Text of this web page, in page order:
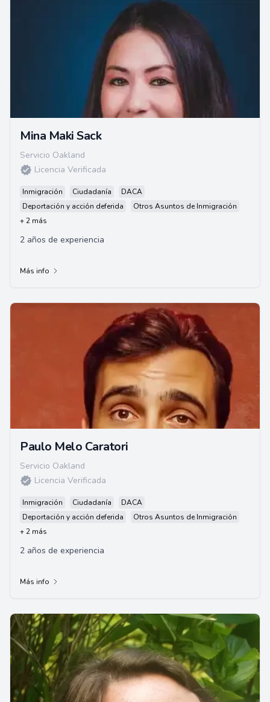
Mina Maki Sack
Servicio Oakland
Licencia Verificada
Inmigración Ciudadanía
DACA
Deportación y acción deferida
Otros Asuntos de Inmigración
+ 2 más
2 años de experiencia
Más info
Paulo Melo Caratori
Servicio Oakland
Licencia Verificada
Inmigración Ciudadanía
DACA
Deportación y acción deferida
Otros Asuntos de Inmigración
+ 2 más
2 años de experiencia
Más info